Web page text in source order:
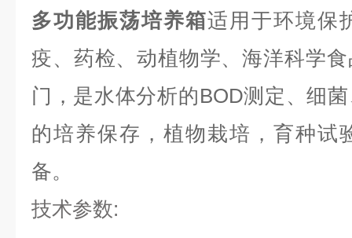
多功能振荡培养箱适用于环境保
疫、药检、动植物学、海洋科学
门，是水体分析的BOD测定、细
的培养保存，植物栽培，育种试
备。
技术参数: